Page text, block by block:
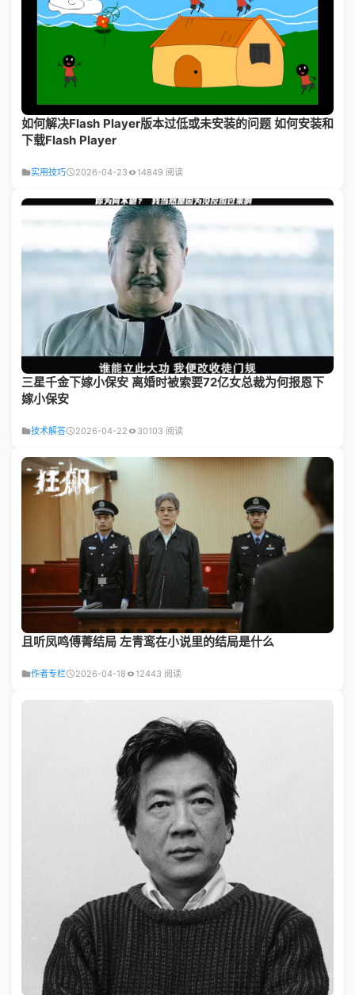
如何解决Flash Player版本过低或未安装的问题 如何安装和
下载Flash Player
实用技巧 2026-04-23 14849 阅读
三星千金下嫁小保安 离婚时被索要72亿女总裁为何报恩下
嫁小保安
技术解答 2026-04-22 30103 阅读
且听凤鸣傅菁结局 左青鸾在小说里的结局是什么
作者专栏 2026-04-18 12443 阅读